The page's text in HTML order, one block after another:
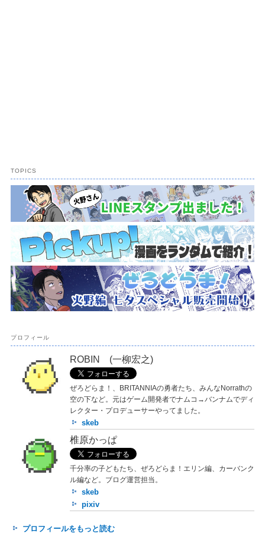
TOPICS
プロフィール
ROBIN (一柳宏之)
ぜろどらま！、BRITANNIAの勇者たち、みんなNorrathの
空の下など。元はゲーム開発者でナムコ→バンナムでディ
レクター・プロデューサーやってました。
skeb
椎原かっぱ
千分率の子どもたち、ぜろどらま！エリン編、カーバンク
ル編など。ブログ運営担当。
skeb
pixiv
プロフィールをもっと読む